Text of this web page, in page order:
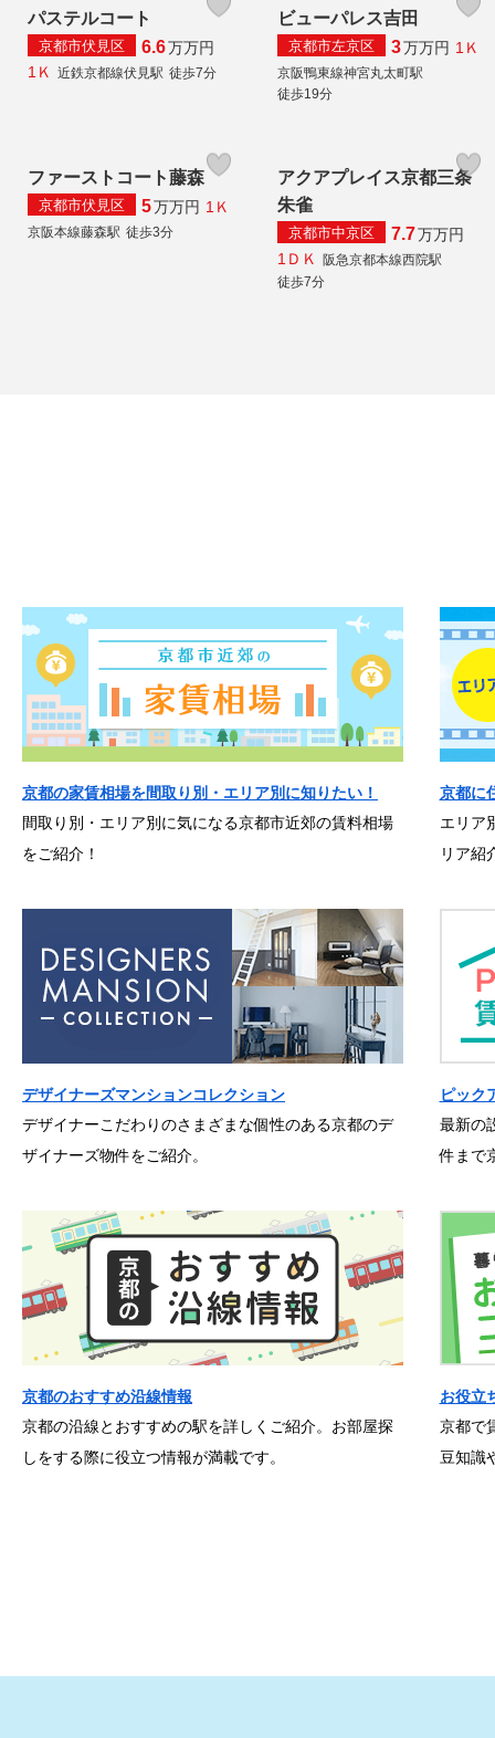
パステルコート
京都市伏見区 6.6万万円
1Ｋ 近鉄京都線伏見駅 徒歩7分
ビューパレス吉田
京都市左京区 3万万円 1Ｋ
京阪鴨東線神宮丸太町駅
徒歩19分
ファーストコート藤森
京都市伏見区 5万万円 1Ｋ
京阪本線藤森駅 徒歩3分
アクアプレイス京都三条
朱雀
京都市中京区 7.7万万円
1ＤＫ 阪急京都本線西院駅
徒歩7分
京都の家賃相場を間取り別・エリア別に知りたい！
間取り別・エリア別に気になる京都市近郊の賃料相場
をご紹介！
京都に
エリア
リア紹
デザイナーズマンションコレクション
デザイナーこだわりのさまざまな個性のある京都のデ
ザイナーズ物件をご紹介。
ピック
最新の
件まで
京都のおすすめ沿線情報
京都の沿線とおすすめの駅を詳しくご紹介。お部屋探
しをする際に役立つ情報が満載です。
お役立
京都で
豆知識